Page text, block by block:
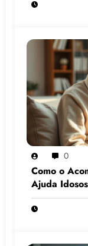
0
Como o
Ajuda
Demência